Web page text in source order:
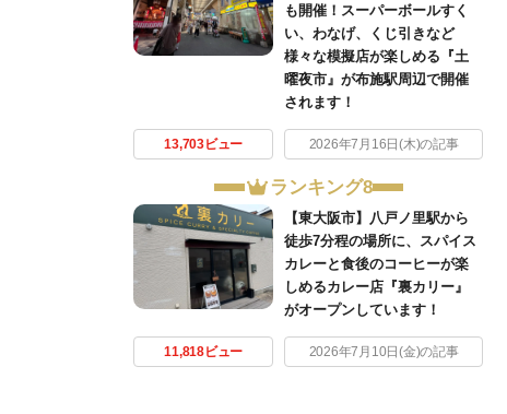
も開催！スーパーボールすく
い、わなげ、くじ引きなど
様々な模擬店が楽しめる『土
曜夜市』が布施駅周辺で開催
されます！
13,703ビュー 2026年7月16日(木)の記事
ランキング8
【東大阪市】八戸ノ里駅から
徒歩7分程の場所に、スパイス
カレーと食後のコーヒーが楽
しめるカレー店『裏カリー』
がオープンしています！
11,818ビュー 2026年7月10日(金)の記事